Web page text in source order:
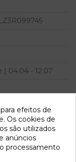
| 04.04 - 12.07
| 04.04 - 12.07
efeitos de
Os cookies de
são utilizados
anúncios
processamento